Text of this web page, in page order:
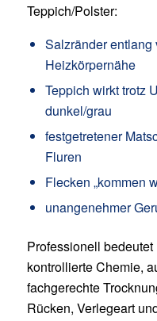
Teppich/Polster:
Salzränder entlang
Heizkörpernähe
Teppich wirkt trotz
dunkel/grau
festgetretener
Fluren
Flecken „kommen
unangenehmer
Professionell
kontrollierte Chemie,
fachgerechte
Rücken, Verlegeart